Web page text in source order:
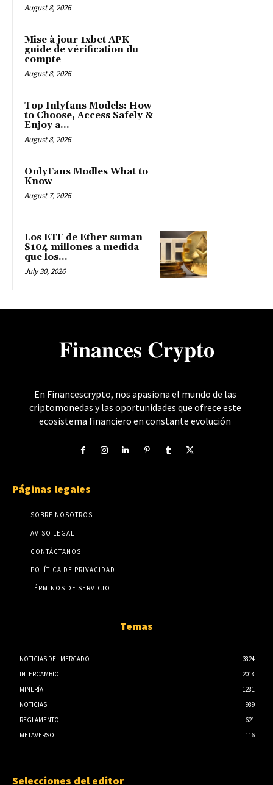
August 8, 2026
Mise à jour 1xbet APK –
guide de vérification du
compte
August 8, 2026
Top Inlyfans Models: How
to Choose, Access Safely &
Enjoy a...
August 8, 2026
OnlyFans Modles What to
Know
August 7, 2026
Los ETF de Ether suman
$104 millones a medida
que los...
July 30, 2026
𝐅𝐢𝐧𝐚𝐧𝐜𝐞𝐬 𝐂𝐫𝐲𝐩𝐭𝐨
En Financescrypto, nos apasiona el mundo de las
criptomonedas y las oportunidades que ofrece este
ecosistema financiero en constante evolución
Páginas legales
SOBRE NOSOTROS
AVISO LEGAL
CONTÁCTANOS
POLÍTICA DE PRIVACIDAD
TÉRMINOS DE SERVICIO
Temas
NOTICIAS DEL MERCADO
3824
INTERCAMBIO
2018
MINERÍA
1281
NOTICIAS
989
REGLAMENTO
621
METAVERSO
116
Selecciones del editor